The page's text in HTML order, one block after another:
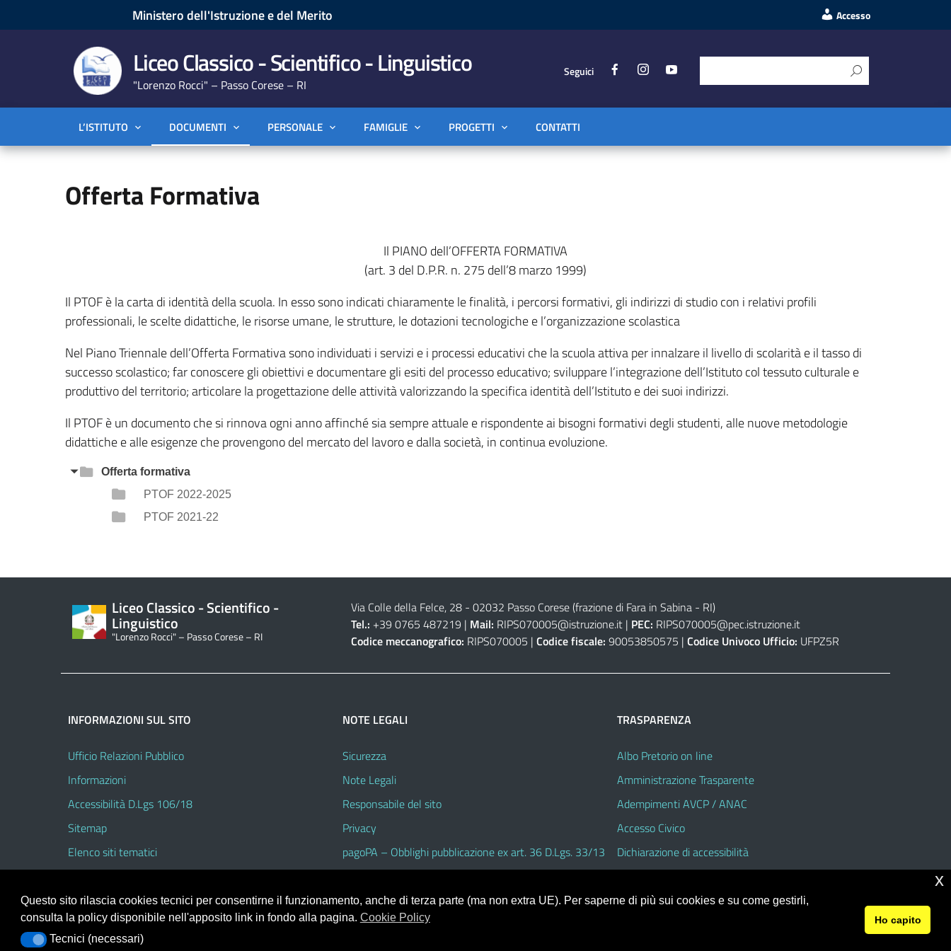
Ministero dell'Istruzione e del Merito Accesso
Liceo Classico - Scientifico - Linguistico
"Lorenzo Rocci" – Passo Corese – RI
Seguici
L’ISTITUTO DOCUMENTI PERSONALE FAMIGLIE PROGETTI CONTATTI
Offerta Formativa
Il PIANO dell’OFFERTA FORMATIVA
(art. 3 del D.P.R. n. 275 dell’8 marzo 1999)
Il PTOF è la carta di identità della scuola. In esso sono indicati chiaramente le finalità, i percorsi formativi, gli indirizzi di studio con i relativi profili
professionali, le scelte didattiche, le risorse umane, le strutture, le dotazioni tecnologiche e l’organizzazione scolastica
Nel Piano Triennale dell’Offerta Formativa sono individuati i servizi e i processi educativi che la scuola attiva per innalzare il livello di scolarità e il tasso di
successo scolastico; far conoscere gli obiettivi e documentare gli esiti del processo educativo; sviluppare l’integrazione dell’Istituto col tessuto culturale e
produttivo del territorio; articolare la progettazione delle attività valorizzando la specifica identità dell’Istituto e dei suoi indirizzi.
Il PTOF è un documento che si rinnova ogni anno affinché sia sempre attuale e rispondente ai bisogni formativi degli studenti, alle nuove metodologie
didattiche e alle esigenze che provengono del mercato del lavoro e dalla società, in continua evoluzione.
Offerta formativa
PTOF 2022-2025
PTOF 2021-22
Liceo Classico - Scientifico -
Linguistico
"Lorenzo Rocci" – Passo Corese – RI
Via Colle della Felce, 28 - 02032 Passo Corese (frazione di Fara in Sabina - RI)
Tel.: +39 0765 487219 | Mail: RIPS070005@istruzione.it| PEC: RIPS070005@pec.istruzione.it
Codice meccanografico: RIPS070005 | Codice fiscale: 90053850575 | Codice Univoco Ufficio: UFPZ5R
INFORMAZIONI SUL SITO
Ufficio Relazioni Pubblico
Informazioni
Accessibilità D.Lgs 106/18
Sitemap
Elenco siti tematici
NOTE LEGALI
Sicurezza
Note Legali
Responsabile del sito
Privacy
pagoPA – Obblighi pubblicazione ex art. 36 D.Lgs. 33/13
TRASPARENZA
Albo Pretorio on line
Amministrazione Trasparente
Adempimenti AVCP / ANAC
Accesso Civico
Dichiarazione di accessibilità
Portale realizzato con la piattaforma
Template Italia configurato sul tema accessibile
© 2026 Liceo Classico - Scientifico - Linguistico
Questo sito rilascia cookies tecnici per consentirne il funzionamento, anche di terza parte (ma non extra UE). Per saperne di più sui cookies e su come gestirli,
consulta la policy disponibile nell'apposito link in fondo alla pagina. Cookie Policy
Tecnici (necessari)
Tecnici (necessari)
Ho capito
x